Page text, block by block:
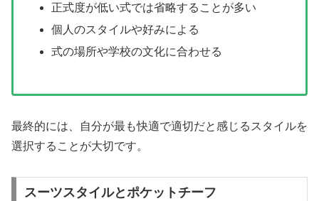
正式度が低い式では省略することが多い
個人のスタイルや好みによる
式の場所や学校の文化に合わせる
最終的には、自分が最も快適で適切だと感じるスタイルを
選択することが大切です。
スーツスタイルとポケットチーフ